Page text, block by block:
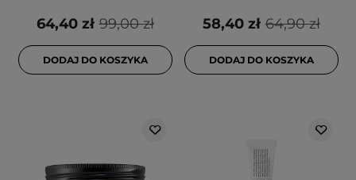
99,00 zł
64,40 zł
DODAJ DO KOSZYKA
64,90 zł
58,40 zł
DODAJ DO KOSZYKA